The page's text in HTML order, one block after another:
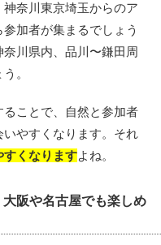
奈川東京埼玉からのア
加者が集まるでしょう
川県内、品川〜鎌田周
。
ことで、自然と参加者
やすくなります。それ
すくなりますよね。
阪や名古屋でも楽しめ